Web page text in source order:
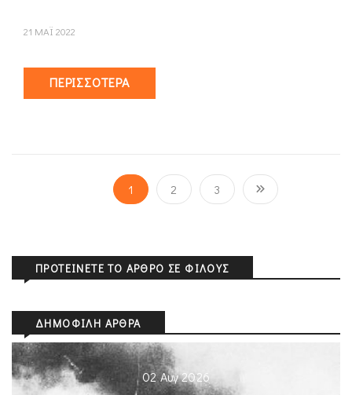
21 ΜΑΪ 2022
ΠΕΡΙΣΣΌΤΕΡΑ
1 2 3
ΠΡΟΤΕΊΝΕΤΕ ΤΟ ΆΡΘΡΟ ΣΕ ΦΊΛΟΥΣ
ΔΗΜΟΦΙΛΉ ΆΡΘΡΑ
02 Αυγ 2026